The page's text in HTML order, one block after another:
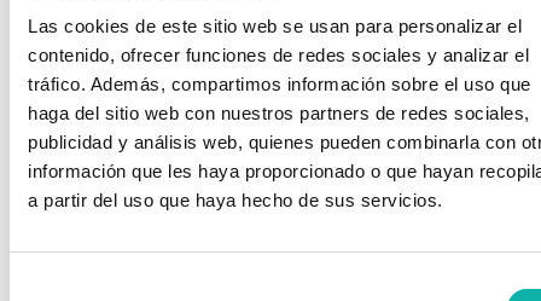
Las cookies de este sitio web se usan para personalizar el
contenido, ofrecer funciones de redes sociales y analizar el
tráfico. Además, compartimos información sobre el uso que
haga del sitio web con nuestros partners de redes sociales,
publicidad y análisis web, quienes pueden combinarla con
información que les haya proporcionado o que hayan
a partir del uso que haya hecho de sus servicios.
Relacionadas con el control de variables cinemáticas
SLS
SLA
Relacionadas con la posición y el par motor
SLI
SSP